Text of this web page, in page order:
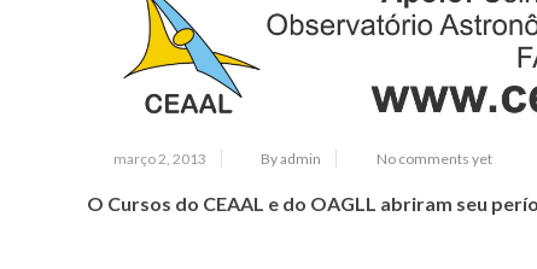
março 2, 2013 By admin No comments yet
O Cursos do CEAAL e do OAGLL abriram seu